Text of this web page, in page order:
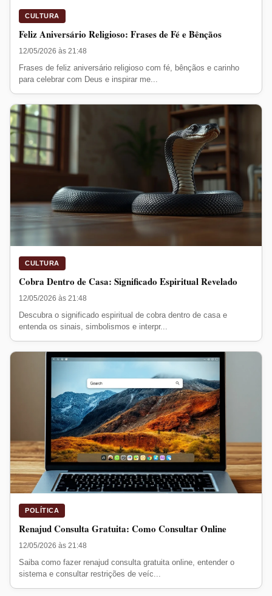
CULTURA
Feliz Aniversário Religioso: Frases de Fé e Bênçãos
12/05/2026 às 21:48
Frases de feliz aniversário religioso com fé, bênçãos e carinho
para celebrar com Deus e inspirar me...
CULTURA
Cobra Dentro de Casa: Significado Espiritual Revelado
12/05/2026 às 21:48
Descubra o significado espiritual de cobra dentro de casa e
entenda os sinais, simbolismos e interpr...
POLÍTICA
Renajud Consulta Gratuita: Como Consultar Online
12/05/2026 às 21:48
Saiba como fazer renajud consulta gratuita online, entender o
sistema e consultar restrições de veíc...